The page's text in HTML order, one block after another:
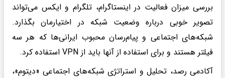
بررسی میزان فعالیت در اینستاگرام، تلگرام و ایکس می‌تواند
تصویر خوبی درباره وضعیت شبکه در اختیارمان بگذارد.
شبکه‌های اجتماعی و پیام‌رسان محبوب ایرانی‌ها که هر سه
فیلتر هستند و برای استفاده از آنها باید از VPN استفاده کرد.
آکادمی رصد، تحلیل و استراتژی شبکه‌های اجتماعی «دیتوم»،